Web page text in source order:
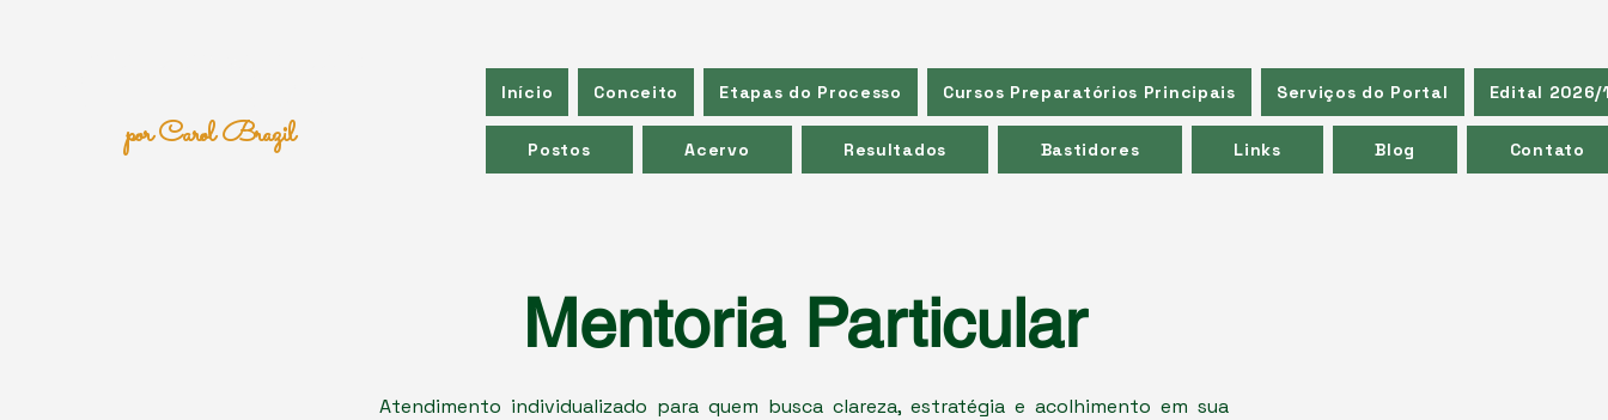
por Carol Brazil
Início Conceito Etapas do Processo Cursos Preparatórios Principais Serviços do Portal Edital 2026/
Postos Acervo Resultados Bastidores Links Blog Contato
Mentoria Particular
Atendimento individualizado para quem busca clareza, estratégia e acolhimento em sua